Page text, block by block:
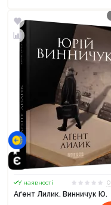
У наявності
0
Аґент Лилик. Винничук Ю.